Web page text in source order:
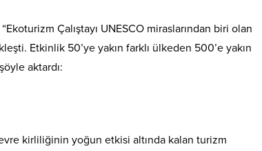
Çalıştayı UNESCO miraslarından biri olan
Etkinlik 50’ye yakın farklı ülkeden 500’e yakın
aktardı:
kirliliğinin yoğun etkisi altında kalan turizm